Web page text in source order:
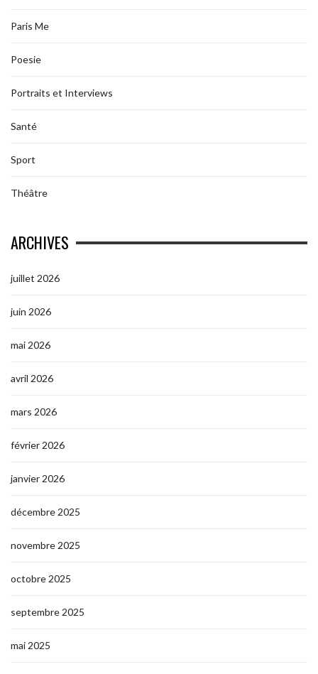
Paris Me
Poesie
Portraits et Interviews
Santé
Sport
Théâtre
ARCHIVES
juillet 2026
juin 2026
mai 2026
avril 2026
mars 2026
février 2026
janvier 2026
décembre 2025
novembre 2025
octobre 2025
septembre 2025
mai 2025